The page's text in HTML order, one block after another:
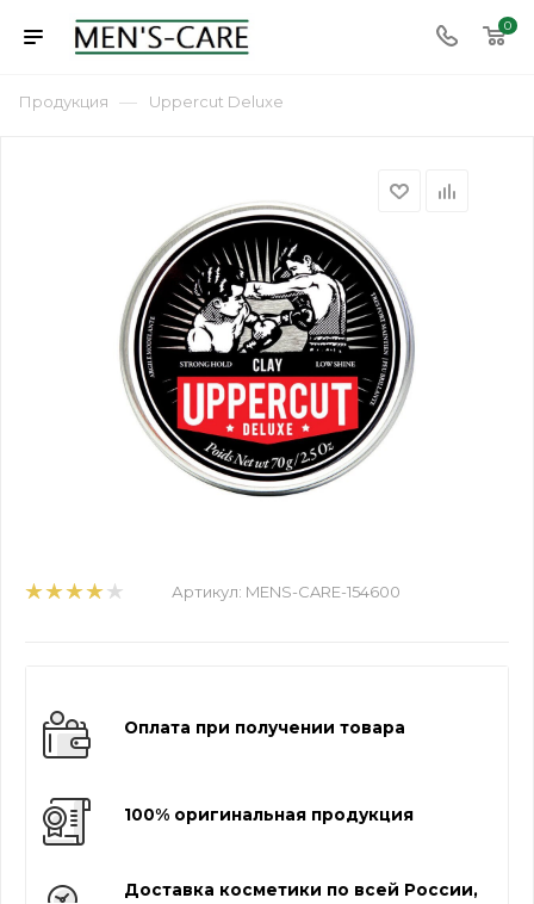
0
Продукция — Uppercut Deluxe
Артикул: MENS-CARE-154600
Оплата при получении товара
100% оригинальная продукция
Доставка косметики по всей России,